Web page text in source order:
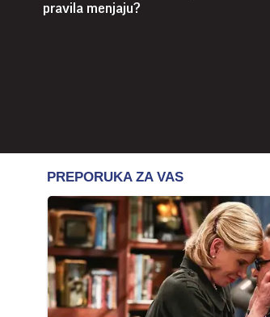
pravila menjaju?